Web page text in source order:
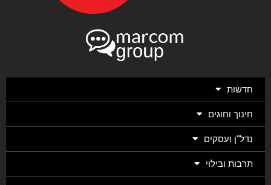
חדשות
חינוך וחוגים
נדל"ן ועסקים
תרבות ובילוי